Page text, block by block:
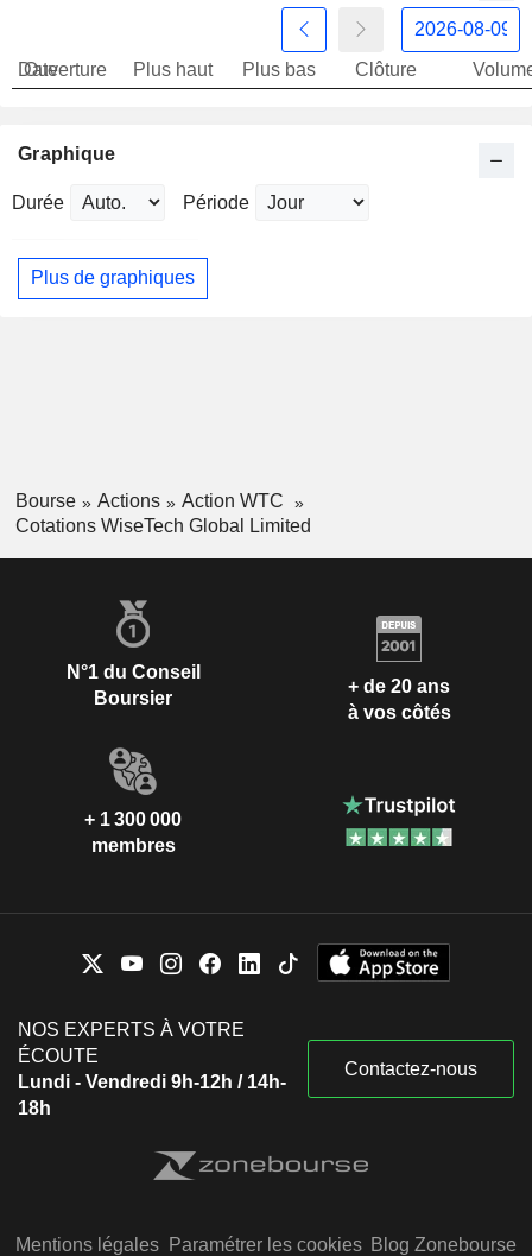
Date
Ouverture Plus haut Plus bas Clôture
Graphique
Durée Période
Plus de graphiques
Bourse Actions
Action WTC
Cotations WiseTech Global Limited
N°1 du Conseil
Boursier
+ de 20 ans
à vos côtés
+ 1 300 000
membres
NOS EXPERTS À VOTRE
ÉCOUTE
Lundi - Vendredi 9h-12h / 14h-
18h
Contactez-nous
Mentions légales Paramétrer les cookies Blog Zonebourse